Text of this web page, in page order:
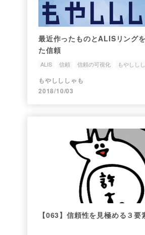
最近作ったものとALISリング
た信頼
ALIS 信頼 信頼の可視化 もやしし
もやしししゃも
2018/10/03
【063】信頼性を見極める３要